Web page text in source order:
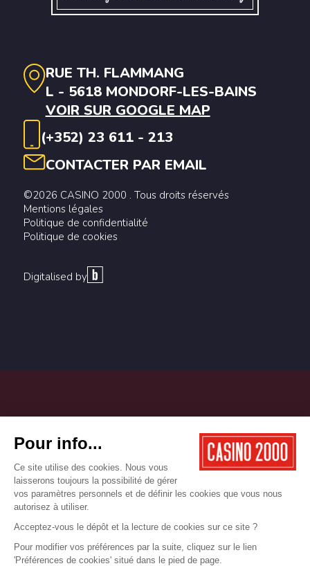
RUE TH. FLAMMANG
L - 5618 MONDORF-LES-BAINS
VOIR SUR GOOGLE MAP
(+352) 23 611 - 213
CONTACTER PAR EMAIL
©2026 CASINO 2000 . Tous droits réservés
Mentions légales
Politique de confidentialité
Politique de cookies
Digitalised by